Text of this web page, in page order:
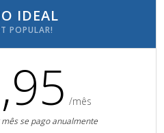
IDEAL
POPULAR!
/mês
se pago anualmente